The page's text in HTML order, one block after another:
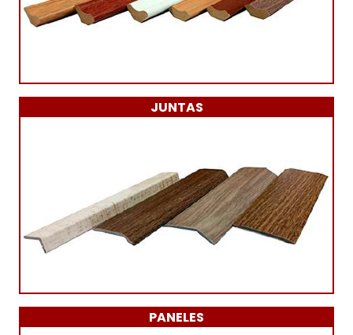
JUNTAS
PANELES